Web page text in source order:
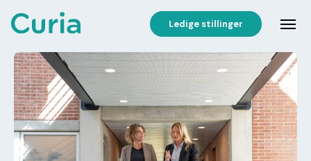
Ledige stillinger